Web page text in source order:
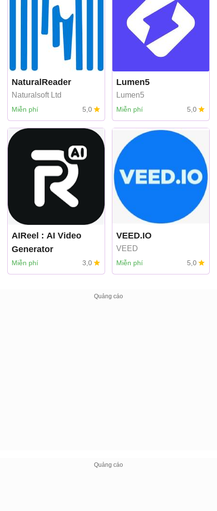
NaturalReader
Naturalsoft Ltd
Miễn phí 5,0
Lumen5
Lumen5
Miễn phí 5,0
AIReel : AI Video
Generator
FunCreate LIMITED
Miễn phí 3,0
VEED.IO
VEED
Miễn phí 5,0